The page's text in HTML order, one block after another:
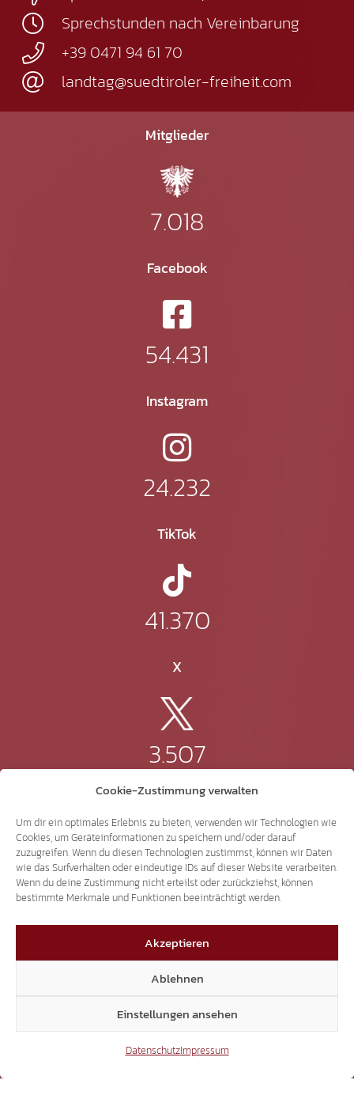
Cookie-Zustimmung verwalten
Um dir ein optimales Erlebnis zu bieten, verwenden wir Technologien wie
Cookies, um Geräteinformationen zu speichern und/oder darauf
zuzugreifen. Wenn du diesen Technologien zustimmst, können wir Daten
wie das Surfverhalten oder eindeutige IDs auf dieser Website verarbeiten.
Wenn du deine Zustimmung nicht erteilst oder zurückziehst, können
bestimmte Merkmale und Funktionen beeinträchtigt werden.
Akzeptieren
Ablehnen
Einstellungen ansehen
DatenschutzImpressum
Sprechstunden nach Vereinbarung
+39 0471 94 61 70
landtag@suedtiroler-freiheit.com
Mitglieder
7.018
Facebook
54.431
Instagram
24.232
TikTok
41.370
X
3.507
Threads
3.401
15.306